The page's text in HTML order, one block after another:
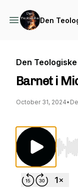
Den
Den
Barnet i
October 31, 2024•
Use